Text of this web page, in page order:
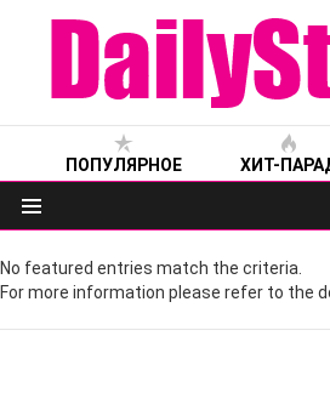
ПОПУЛЯРНОЕ ХИТ-
Меню
No featured entries match the criteria.
For more information please refer to the